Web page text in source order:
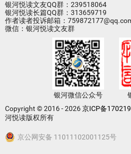
银河悦读文友QQ群：239518064
银河悦读长篇QQ群：313659719
作者读者投诉邮箱：
微信：银河悦读文友群
银河微信公众号
Copyright © 2016 - 2026京ICP备
河悦读版权所有
京公网安备 11011102001125号